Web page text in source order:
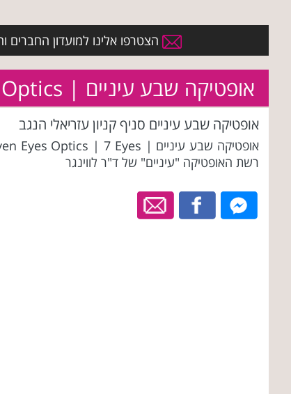
הצטרפו אלינו למועדון החברים
אופטיקה שבע עיניים | Sheva Eynaim Optics
אופטיקה שבע עיניים סניף קניון עזריאלי הנגב
רשת האופטיקה "עיניים" של ד"ר לווינגר